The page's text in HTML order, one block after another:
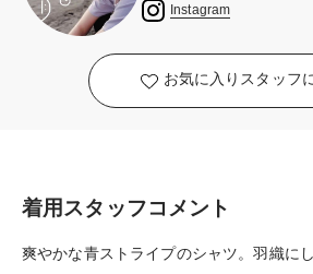
Instagram
お気に入りスタッフ
着用スタッフコメント
爽やかな青ストライプのシャツ。羽織に